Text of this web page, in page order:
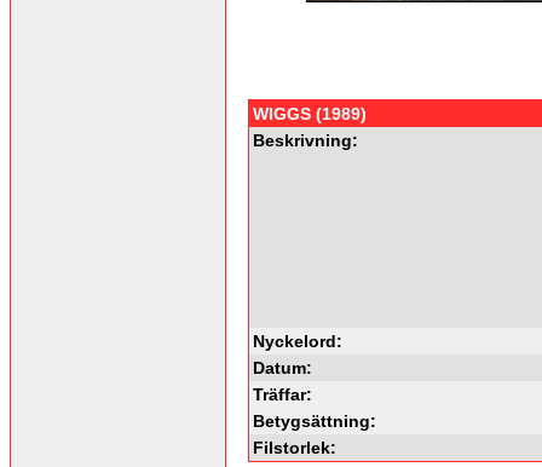
WIGGS (1989)
Beskrivning:
Nyckelord:
Datum:
Träffar:
Betygsättning:
Filstorlek: